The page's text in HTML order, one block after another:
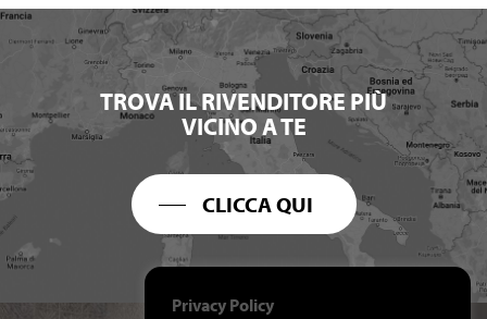
TROVA IL RIVENDITORE PIÙ
VICINO A TE
CLICCA QUI
Privacy Policy